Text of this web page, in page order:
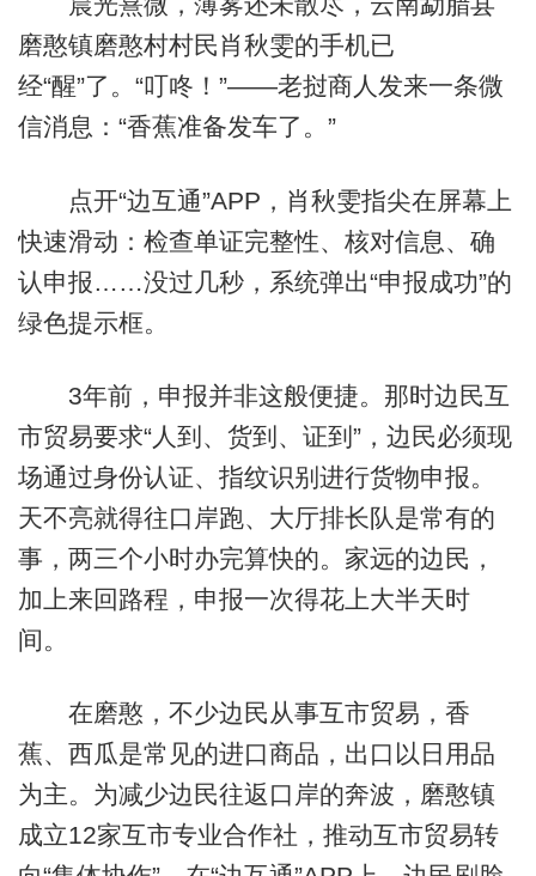
磨憨镇磨憨村村民肖秋雯的手机已
经“醒”了。“叮咚！”——老挝商人发来一条微
信消息：“香蕉准备发车了。”
点开“边互通”APP，肖秋雯指尖在屏幕上
快速滑动：检查单证完整性、核对信息、确
认申报……没过几秒，系统弹出“申报成功”的
绿色提示框。
3年前，申报并非这般便捷。那时边民互
市贸易要求“人到、货到、证到”，边民必须现
场通过身份认证、指纹识别进行货物申报。
天不亮就得往口岸跑、大厅排长队是常有的
事，两三个小时办完算快的。家远的边民，
加上来回路程，申报一次得花上大半天时
间。
在磨憨，不少边民从事互市贸易，香
蕉、西瓜是常见的进口商品，出口以日用品
为主。为减少边民往返口岸的奔波，磨憨镇
成立12家互市专业合作社，推动互市贸易转